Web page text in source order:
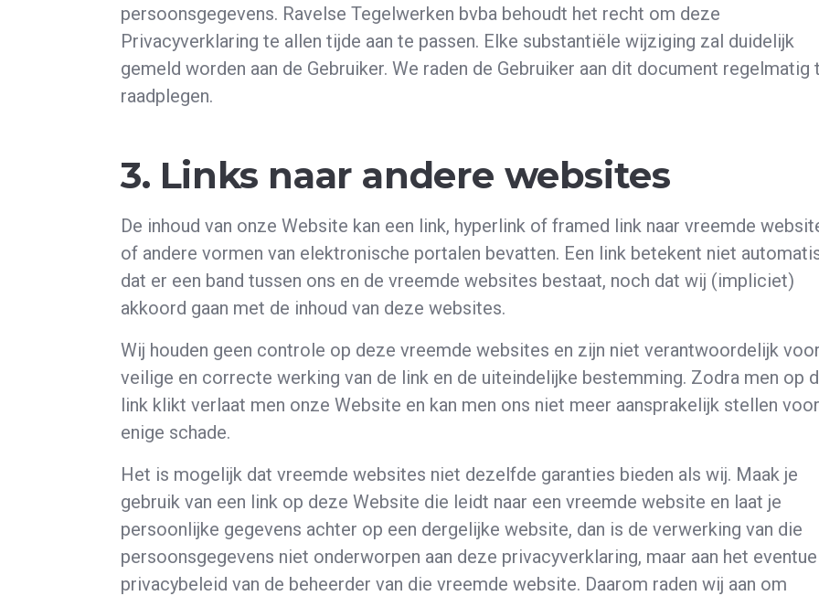
persoonsgegevens. Ravelse Tegelwerken bvba behoudt het recht om deze
Privacyverklaring te allen tijde aan te passen. Elke substantiële wijziging zal duidelijk
gemeld worden aan de Gebruiker. We raden de Gebruiker aan dit document regelmatig
raadplegen.
3. Links naar andere websites
De inhoud van onze Website kan een link, hyperlink of framed link naar vreemde
of andere vormen van elektronische portalen bevatten. Een link betekent niet
dat er een band tussen ons en de vreemde websites bestaat, noch dat wij (impliciet)
akkoord gaan met de inhoud van deze websites.
Wij houden geen controle op deze vreemde websites en zijn niet verantwoordelijk
veilige en correcte werking van de link en de uiteindelijke bestemming. Zodra men op
link klikt verlaat men onze Website en kan men ons niet meer aansprakelijk stellen voor
enige schade.
Het is mogelijk dat vreemde websites niet dezelfde garanties bieden als wij. Maak je
gebruik van een link op deze Website die leidt naar een vreemde website en laat je
persoonlijke gegevens achter op een dergelijke website, dan is de verwerking van die
persoonsgegevens niet onderworpen aan deze privacyverklaring, maar aan het
privacybeleid van de beheerder van die vreemde website. Daarom raden wij aan om